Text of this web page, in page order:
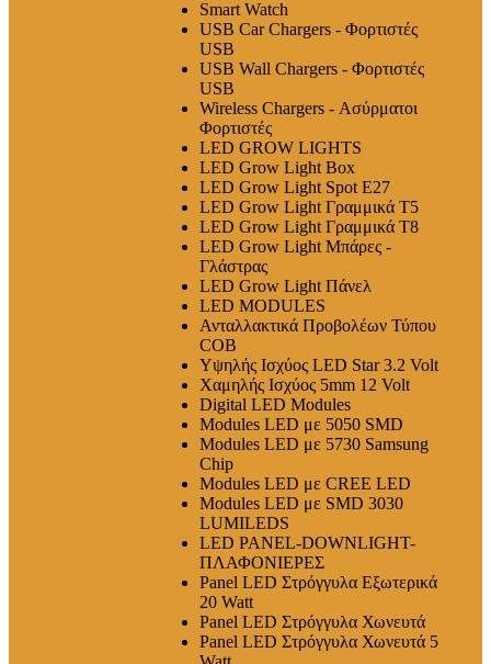
Smart Watch
USB Car Chargers - Φορτιστές
USB
USB Wall Chargers - Φορτιστές
USB
Wireless Chargers - Ασύρματοι
Φορτιστές
LED GROW LIGHTS
LED Grow Light Box
LED Grow Light Spot E27
LED Grow Light Γραμμικά T5
LED Grow Light Γραμμικά T8
LED Grow Light Μπάρες -
Γλάστρας
LED Grow Light Πάνελ
LED MODULES
Ανταλλακτικά Προβολέων Τύπου
COB
Υψηλής Ισχύος LED Star 3.2 Volt
Χαμηλής Ισχύος 5mm 12 Volt
Digital LED Modules
Modules LED με 5050 SMD
Modules LED με 5730 Samsung
Chip
Modules LED με CREE LED
Modules LED με SMD 3030
LUMILEDS
LED PANEL-DOWNLIGHT-
ΠΛΑΦΟΝΙΕΡΕΣ
Panel LED Στρόγγυλα Εξωτερικά
20 Watt
Panel LED Στρόγγυλα Χωνευτά
Panel LED Στρόγγυλα Χωνευτά 5